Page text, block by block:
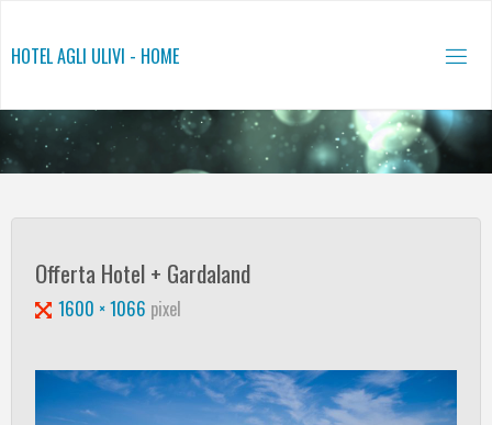
contenuto
HOTEL AGLI ULIVI - HOME
Offerta Hotel + Gardaland
Tutta1600 × 1066 pixel